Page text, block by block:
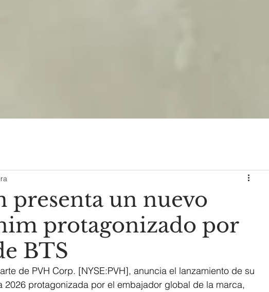
presenta un nuevo
protagonizado por
BTS
de PVH Corp. [NYSE:PVH], anuncia el lanzamiento de su
2026 protagonizada por el embajador global de la marca,